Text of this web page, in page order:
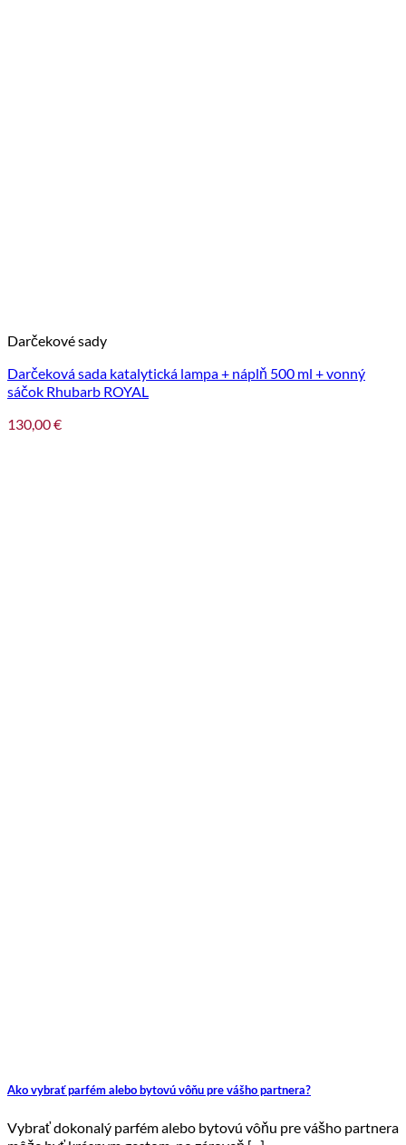
Darčekové sady
Darčeková sada katalytická lampa + náplň 500 ml + vonný
sáčok Rhubarb ROYAL
130,00€
Ako vybrať parfém alebo bytovú vôňu pre vášho partnera?
Vybrať dokonalý parfém alebo bytovú vôňu pre vášho partnera